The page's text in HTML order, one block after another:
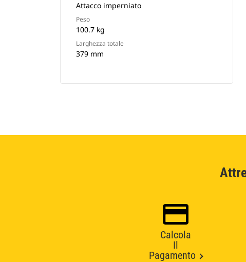
Attacco imperniato
Peso
100.7 kg
Larghezza totale
379 mm
Calcola
Il
Pagamento